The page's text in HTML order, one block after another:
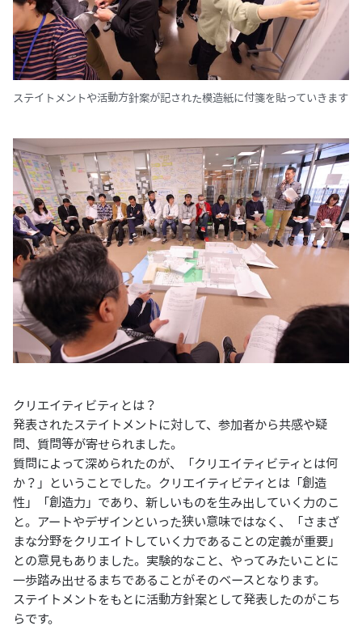
ステイトメントや活動方針案が記された模造紙に付箋を貼っていきます
クリエイティビティとは？
発表されたステイトメントに対して、参加者から共感や疑
問、質問等が寄せられました。
質問によって深められたのが、「クリエイティビティとは何
か？」ということでした。クリエイティビティとは「創造
性」「創造力」であり、新しいものを生み出していく力のこ
と。アートやデザインといった狭い意味ではなく、「さまざ
まな分野をクリエイトしていく力であることの定義が重要」
との意見もありました。実験的なこと、やってみたいことに
一歩踏み出せるまちであることがそのベースとなります。
ステイトメントをもとに活動方針案として発表したのがこち
らです。